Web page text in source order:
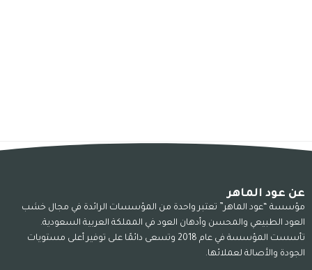
عن عود الماهر
مؤسسة “عود الماهر” تعتبر واحدة من المؤسسات الرائدة في مجال خشب
العود الطبيعي والمحسن وأدهان العود في المملكة العربية السعودية.
تأسست المؤسسة في عام 2018 وتسعى دائمًا على توفير أعلى مستويات
الجودة والأصالة لعملائها.